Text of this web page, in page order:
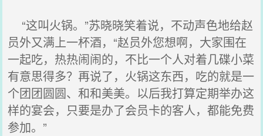
“这叫火锅。”苏晓晓笑着说，不动声色地给赵
员外又满上一杯酒，“赵员外您想啊，大家围在
一起吃，热热闹闹的，不比一个人对着几碟小菜
有意思得多？再说了，火锅这东西，吃的就是一
个团团圆圆、和和美美。以后我打算定期举办这
样的宴会，只要是办了会员卡的客人，都能免费
参加。”